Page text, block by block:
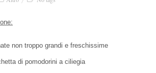
non troppo grandi e freschissime
di pomodorini a ciliegia